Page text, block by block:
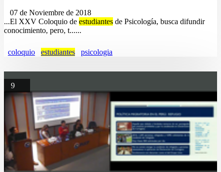
07 de Noviembre de 2018
...El XXV Coloquio de estudiantes de Psicología, busca difundir
conocimiento, pero, t......
coloquio estudiantes psicologia
9